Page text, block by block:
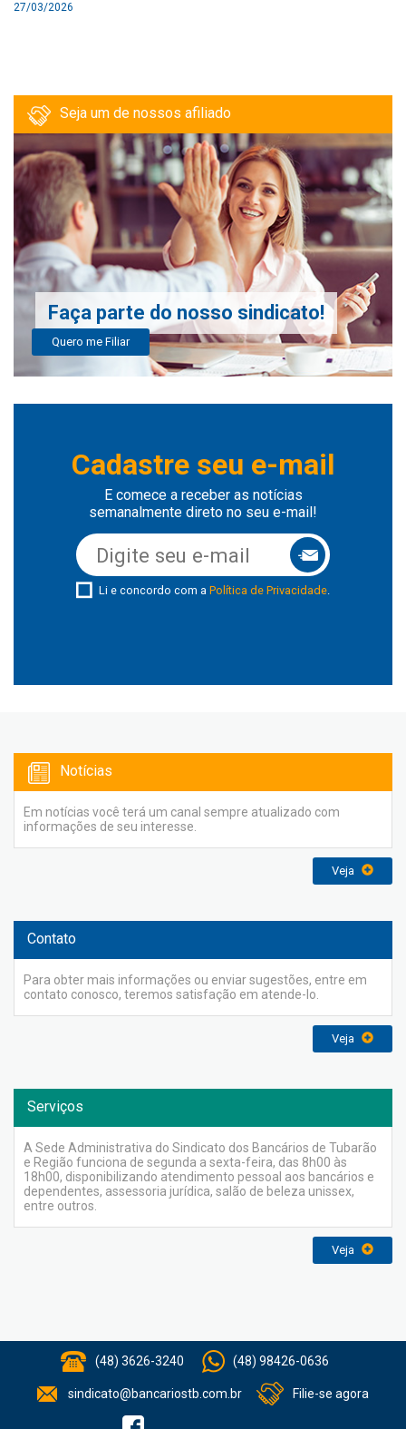
27/03/2026
Seja um de nossos afiliado
Faça parte do nosso sindicato!
Quero me Filiar
Cadastre seu e-mail
E comece a receber as notícias
semanalmente direto no seu e-mail!
Li e concordo com a Política de Privacidade.
Notícias
Em notícias você terá um canal sempre atualizado com
informações de seu interesse.
Veja
Contato
Para obter mais informações ou enviar sugestões, entre em
contato conosco, teremos satisfação em atende-lo.
Veja
Serviços
A Sede Administrativa do Sindicato dos Bancários de Tubarão
e Região funciona de segunda a sexta-feira, das 8h00 às
18h00, disponibilizando atendimento pessoal aos bancários e
dependentes, assessoria jurídica, salão de beleza unissex,
entre outros.
Veja
(48) 3626-3240 (48) 98426-0636
sindicato@bancariostb.com.br Filie-se agora